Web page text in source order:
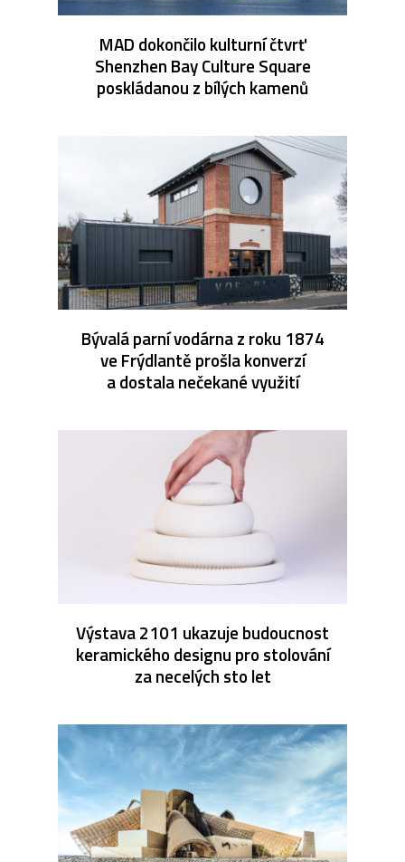
MAD dokončilo kulturní čtvrť
Shenzhen Bay Culture Square
poskládanou z bílých kamenů
Bývalá parní vodárna z roku 1874
ve Frýdlantě prošla konverzí
a dostala nečekané využití
Výstava 2101 ukazuje budoucnost
keramického designu pro stolování
za necelých sto let